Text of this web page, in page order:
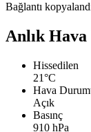
Bağlantı
Anlık
Hissedilen
21°C
Hava
Açık
Basınç
910 hPa